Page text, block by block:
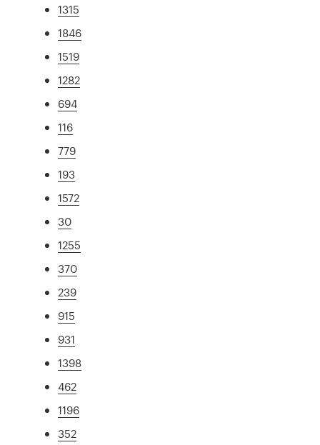
1315
1846
1519
1282
694
116
779
193
1572
30
1255
370
239
915
931
1398
462
1196
352